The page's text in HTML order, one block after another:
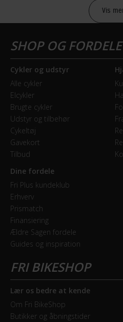
performance og en god
elsker acceration, smidige
RC, der har en mere
geometri.
Lær mere
Lightweight
BREMSER
Bagbremse
Hydraulisk skivebremse
Forbremse
Hydraulisk skivebremse
GEAR
Bagskifter
Shimano 105 RD-5800-GS
Shimano 105 FD-5800
Geartype
Udvendige gear
Vis
Cykler og udstyr
Alle cykler
Elcykler
Brugte cykler
Udstyr og tilbehør
Cykeltøj
Gavekort
Tilbud
Dine fordele
Fri Plus kundeklub
Erhverv
Prismatch
Finansiering
Ældre Sagen fordele
Guides og inspiration
Lær os bedre at kende
Om Fri BikeShop
Butikker og åbningstider